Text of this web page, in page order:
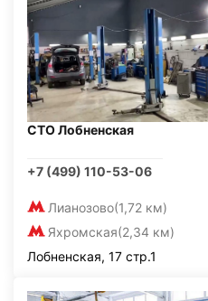
СТО Лобненская
+7 (499) 110-53-06
Лианозово(1,72 км)
Яхромская(2,34 км)
Лобненская, 17 стр.1